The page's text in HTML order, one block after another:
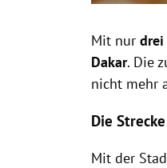
Mit nur drei
Dakar. Die
nicht mehr
Die Strecke
Mit der